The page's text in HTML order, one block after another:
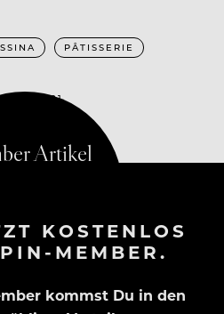
PÂTISSERIE
19, 2021
KOSTENLOS
MEMBER.
kommst Du in den